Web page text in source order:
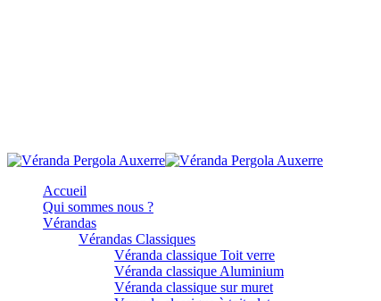
Accueil
Qui sommes nous ?
Vérandas
Vérandas Classiques
Véranda classique Toit verre
Véranda classique Aluminium
Véranda classique sur muret